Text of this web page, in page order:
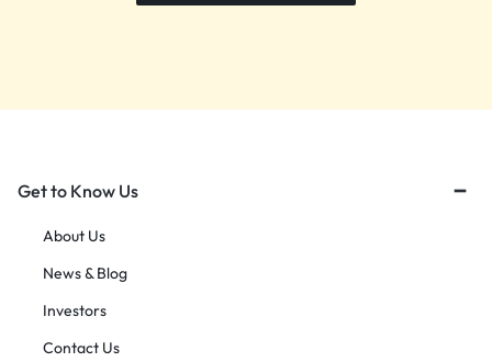
Get to Know Us
About Us
News & Blog
Investors
Contact Us